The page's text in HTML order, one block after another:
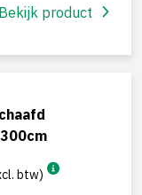
Bekijk product
btw)